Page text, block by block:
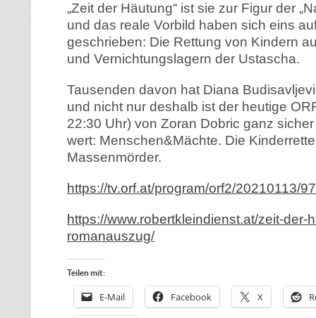
„Zeit der Häutung“ ist sie zur Figur der
und das reale Vorbild haben sich eins
geschrieben: Die Rettung von Kindern
und Vernichtungslagern der Ustascha.
Tausenden davon hat Diana
und nicht nur deshalb ist der heutige
22:30 Uhr) von Zoran Dobric ganz
wert: Menschen&Mächte. Die
Massenmörder.
https://tv.orf.at/program/orf2/20210113/
https://www.robertkleindienst.at/zeit-der-
romanauszug/
Teilen mit:
E-Mail Facebook X